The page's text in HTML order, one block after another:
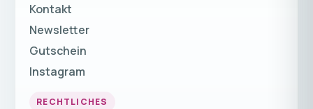
Kontakt
Newsletter
Gutschein
Instagram
RECHTLICHES